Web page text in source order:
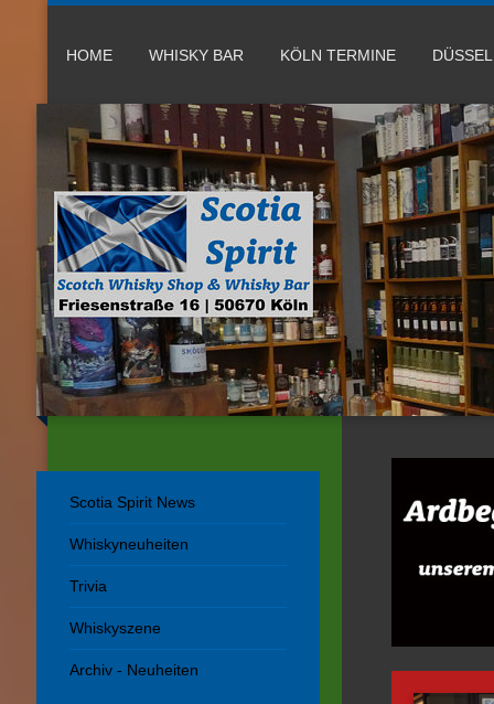
HOME WHISKY BAR KÖLN TERMINE
Scotia Spirit News
Whiskyneuheiten
Trivia
Whiskyszene
Archiv - Neuheiten